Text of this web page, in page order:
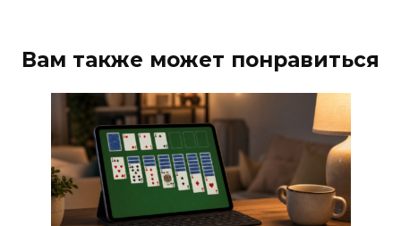
Вам также может понравиться